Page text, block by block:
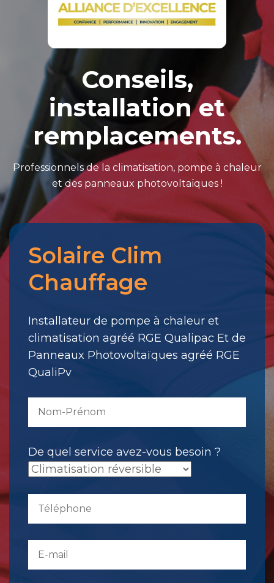
Conseils,
installation et
remplacements.
Professionnels de la climatisation, pompe à chaleur
et des panneaux photovoltaïques !
Merci
pour
votre
Il
a
été
envoyé.
Solaire Clim
Chauffage
Installateur de pompe à chaleur et
climatisation agréé RGE Qualipac Et de
Panneaux Photovoltaïques agréé RGE
QualiPv
De quel service avez-vous besoin ?